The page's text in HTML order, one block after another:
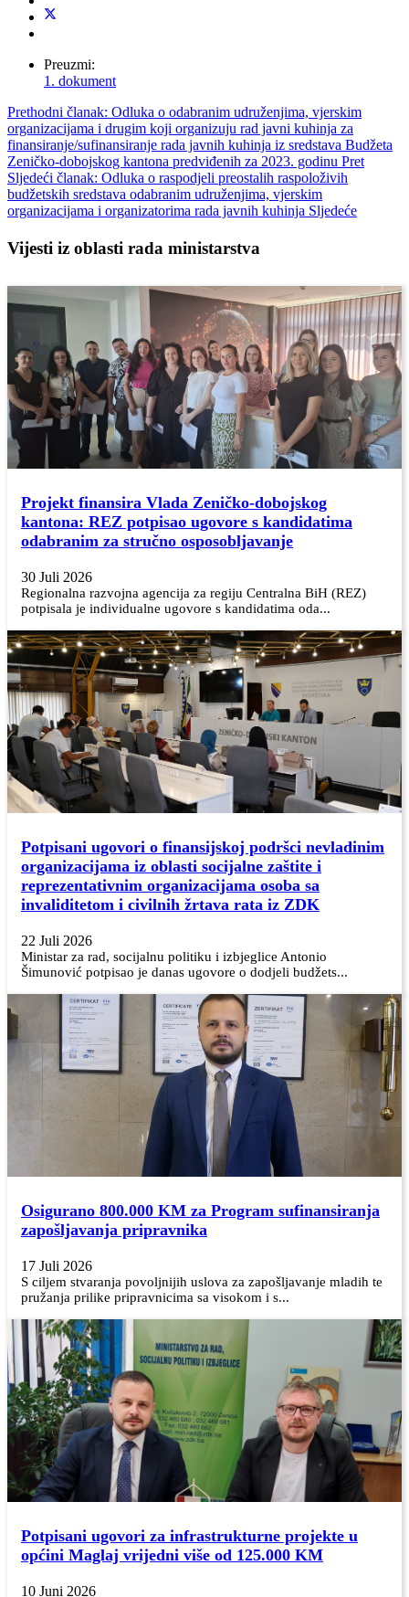
Preuzmi:
1. dokument
Prethodni članak: Odluka o odabranim udruženjima, vjerskim
organizacijama i drugim koji organizuju rad javni kuhinja za
finansiranje/sufinansiranje rada javnih kuhinja iz sredstava Budžeta
Zeničko-dobojskog kantona predviđenih za 2023. godinu Pret
Sljedeći članak: Odluka o raspodjeli preostalih raspoloživih
budžetskih sredstava odabranim udruženjima, vjerskim
organizacijama i organizatorima rada javnih kuhinja Sljedeće
Vijesti iz oblasti rada ministarstva
Projekt finansira Vlada Zeničko-dobojskog
kantona: REZ potpisao ugovore s kandidatima
odabranim za stručno osposobljavanje
30 Juli 2026
Regionalna razvojna agencija za regiju Centralna BiH (REZ)
potpisala je individualne ugovore s kandidatima oda...
Potpisani ugovori o finansijskoj podršci nevladinim
organizacijama iz oblasti socijalne zaštite i
reprezentativnim organizacijama osoba sa
invaliditetom i civilnih žrtava rata iz ZDK
22 Juli 2026
Ministar za rad, socijalnu politiku i izbjeglice Antonio
Šimunović potpisao je danas ugovore o dodjeli budžets...
Osigurano 800.000 KM za Program sufinansiranja
zapošljavanja pripravnika
17 Juli 2026
S ciljem stvaranja povoljnijih uslova za zapošljavanje mladih te
pružanja prilike pripravnicima sa visokom i s...
Potpisani ugovori za infrastrukturne projekte u
općini Maglaj vrijedni više od 125.000 KM
10 Juni 2026